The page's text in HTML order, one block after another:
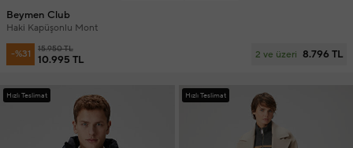
Beymen Club
Haki Kapüşonlu Mont
-%31 15.950 TL
10.995 TL 2 ve üzeri 8.796 TL
Hızlı Teslimat Hızlı Teslimat